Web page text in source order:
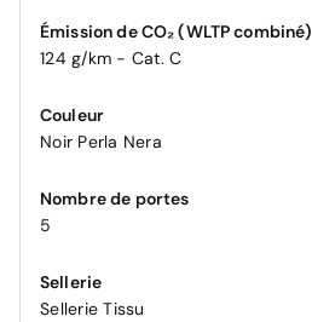
Émission de CO₂ (WLTP combiné)
124 g/km - Cat. C
Couleur
Noir Perla Nera
Nombre de portes
5
Sellerie
Sellerie Tissu